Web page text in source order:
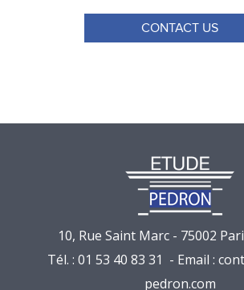
CONTACT US
10, Rue Saint Marc - 75002
Tél. : 01 53 40 83 31 - Email :
pedron.com